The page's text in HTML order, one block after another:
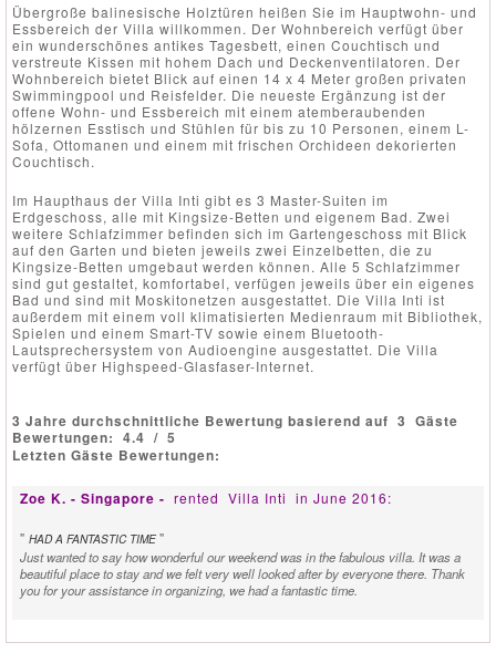
Übergroße balinesische Holztüren heißen Sie im Hauptwohn- und
Essbereich der Villa willkommen. Der Wohnbereich verfügt über
ein wunderschönes antikes Tagesbett, einen Couchtisch und
verstreute Kissen mit hohem Dach und Deckenventilatoren. Der
Wohnbereich bietet Blick auf einen 14 x 4 Meter großen privaten
Swimmingpool und Reisfelder. Die neueste Ergänzung ist der
offene Wohn- und Essbereich mit einem atemberaubenden
hölzernen Esstisch und Stühlen für bis zu 10 Personen, einem L-
Sofa, Ottomanen und einem mit frischen Orchideen dekorierten
Couchtisch.
Im Haupthaus der Villa Inti gibt es 3 Master-Suiten im
Erdgeschoss, alle mit Kingsize-Betten und eigenem Bad. Zwei
weitere Schlafzimmer befinden sich im Gartengeschoss mit Blick
auf den Garten und bieten jeweils zwei Einzelbetten, die zu
Kingsize-Betten umgebaut werden können. Alle 5 Schlafzimmer
sind gut gestaltet, komfortabel, verfügen jeweils über ein eigenes
Bad und sind mit Moskitonetzen ausgestattet. Die Villa Inti ist
außerdem mit einem voll klimatisierten Medienraum mit Bibliothek,
Spielen und einem Smart-TV sowie einem Bluetooth-
Lautsprechersystem von Audioengine ausgestattet. Die Villa
verfügt über Highspeed-Glasfaser-Internet.
3 Jahre durchschnittliche Bewertung basierend auf 3 Gäste
Bewertungen: 4.4 / 5
Letzten Gäste Bewertungen:
Zoe K. - Singapore - rented Villa Inti in June 2016:
" HAD A FANTASTIC TIME "
Just wanted to say how wonderful our weekend was in the fabulous villa. It was a
beautiful place to stay and we felt very well looked after by everyone there. Thank
you for your assistance in organizing, we had a fantastic time.